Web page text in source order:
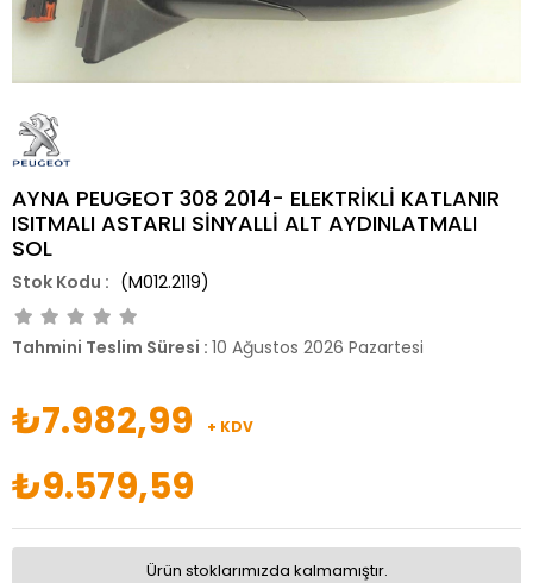
AYNA PEUGEOT 308 2014- ELEKTRİKLİ KATLANIR
ISITMALI ASTARLI SİNYALLİ ALT AYDINLATMALI
SOL
(M012.2119)
Tahmini Teslim Süresi : 10 Ağustos 2026 Pazartesi
₺7.982,99 + KDV
₺9.579,59
Ürün stoklarımızda kalmamıştır.